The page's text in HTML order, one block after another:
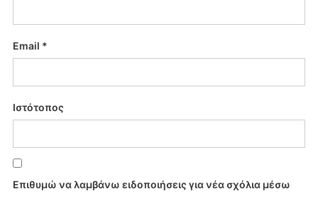
Email *
Ιστότοπος
Επιθυμώ να λαμβάνω ειδοποιήσεις για νέα σχόλια μέσω